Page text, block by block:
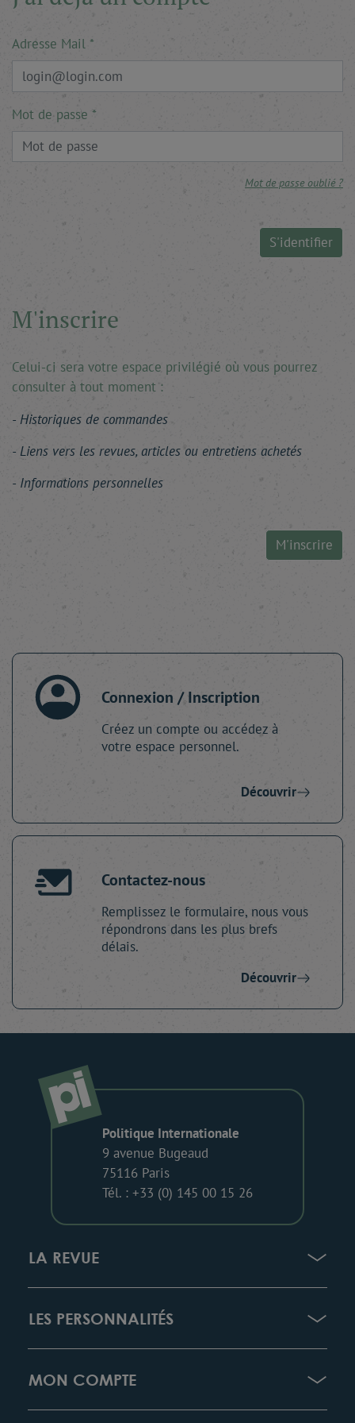
Adresse Mail
Mot de passe
Mot de passe oublié ?
S'identifier
M'inscrire
Celui-ci sera votre espace privilégié où vous pourrez
consulter à tout moment :
Historiques de commandes
Liens vers les revues, articles ou entretiens achetés
Informations personnelles
M'inscrire
Connexion / Inscription
Créez un compte ou accédez à
votre espace personnel.
Découvrir
Contactez-nous
Remplissez le formulaire, nous vous
répondrons dans les plus brefs
délais.
Découvrir
Politique Internationale
9 avenue Bugeaud
75116 Paris
Tél. : +33 (0) 145 00 15 26
LA REVUE
LES PERSONNALITÉS
MON COMPTE